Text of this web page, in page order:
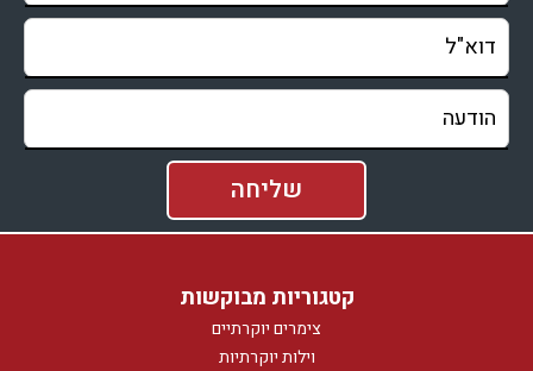
קטגוריות מבוקשות
צימרים יוקרתיים
וילות יוקרתיות